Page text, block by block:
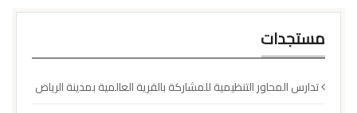
مستجدات
تدارس المحاور التنظيمية للمشاركة بالقرية العالمية بمدينة الرياض